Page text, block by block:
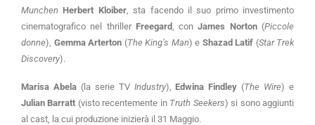
Munchen Herbert Kloiber, sta facendo il suo primo investimento
cinematografico nel thriller Freegard, conJames Norton(Piccole
donne), Gemma Arterton (The King’s Man) e Shazad Latif (Star Trek
Discovery).
Marisa Abela(la serie TV Industry), Edwina Findley (The Wire) e
Julian Barratt (visto recentemente in Truth Seekers) si sono aggiunti
al cast, la cui produzione inizierà il 31 Maggio.